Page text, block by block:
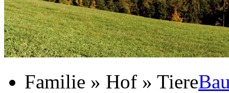
Familie » Hof » Tiere